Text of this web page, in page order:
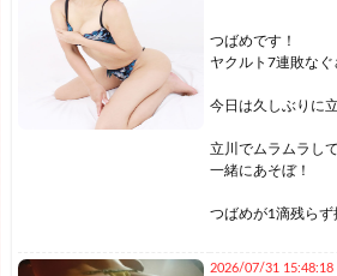
つばめです！
ヤクルト7連敗なぐ
今日は久しぶりに
立川でムラムラし
一緒にあそぼ！
つばめが1滴残らず
2026/07/31 15:48:18